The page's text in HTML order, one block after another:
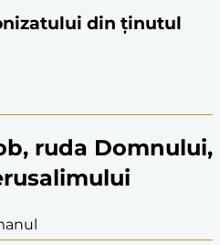
din ținutul
ruda Domnului,